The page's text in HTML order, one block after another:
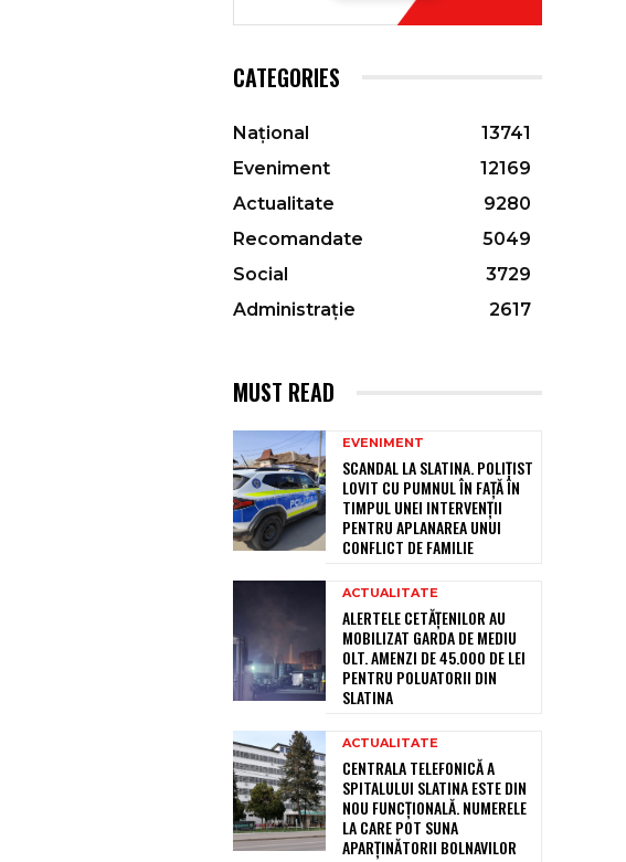
CATEGORIES
Național
13741
Eveniment
12169
Actualitate
9280
Recomandate
5049
Social
3729
Administrație
2617
MUST READ
EVENIMENT
SCANDAL LA SLATINA. POLIȚIST
LOVIT CU PUMNUL ÎN FAȚĂ ÎN
TIMPUL UNEI INTERVENȚII
PENTRU APLANAREA UNUI
CONFLICT DE FAMILIE
ACTUALITATE
ALERTELE CETĂȚENILOR AU
MOBILIZAT GARDA DE MEDIU
OLT. AMENZI DE 45.000 DE LEI
PENTRU POLUATORII DIN
SLATINA
ACTUALITATE
CENTRALA TELEFONICĂ A
SPITALULUI SLATINA ESTE DIN
NOU FUNCȚIONALĂ. NUMERELE
LA CARE POT SUNA
APARȚINĂTORII BOLNAVILOR